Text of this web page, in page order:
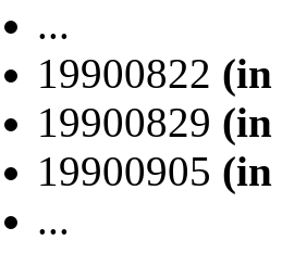
...
19900822 (in
19900829 (in
19900905 (in
...